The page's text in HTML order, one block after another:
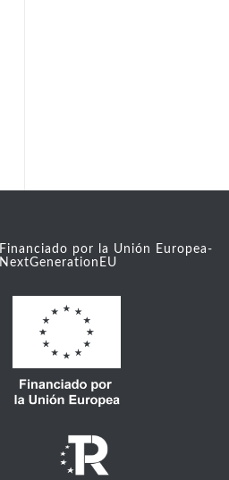
Financiado por la Unión Europea-
NextGenerationEU